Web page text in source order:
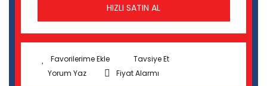
HIZLI SATIN AL
Tavsiye Et
Yorum Yaz
Fiyat Alarmı